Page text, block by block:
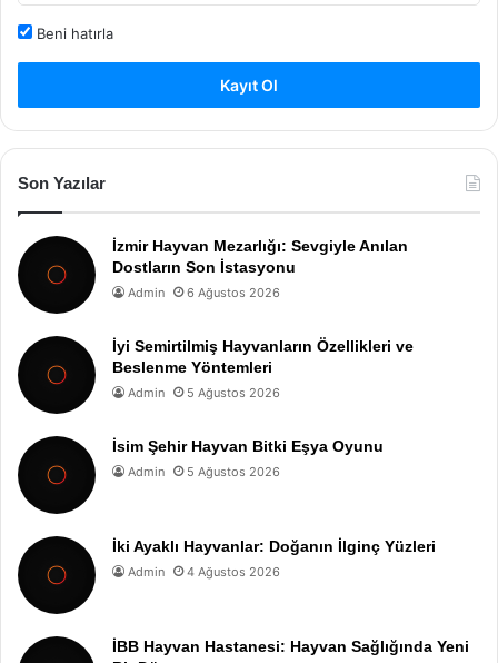
Beni hatırla
Kayıt Ol
Son Yazılar
İzmir Hayvan Mezarlığı: Sevgiyle Anılan
Dostların Son İstasyonu
Admin 6 Ağustos 2026
İyi Semirtilmiş Hayvanların Özellikleri ve
Beslenme Yöntemleri
Admin 5 Ağustos 2026
İsim Şehir Hayvan Bitki Eşya Oyunu
Admin 5 Ağustos 2026
İki Ayaklı Hayvanlar: Doğanın İlginç Yüzleri
Admin 4 Ağustos 2026
İBB Hayvan Hastanesi: Hayvan Sağlığında Yeni